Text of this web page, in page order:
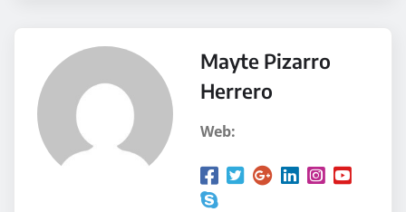
Mayte Pizarro
Herrero
Web: